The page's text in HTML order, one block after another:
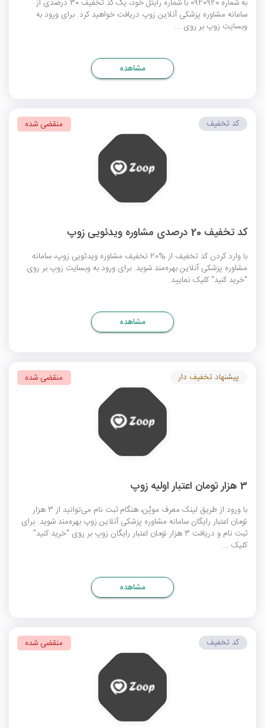
به شماره 0920920 با شماره رایتل خود، یک کد تخفیف 30 درصدی از
سامانه مشاوره پزشکی آنلاین زوپ دریافت خواهید کرد. برای ورود به
وبسایت زوپ بر روی ...
مشاهده
کد تخفیف 20 درصدی مشاوره ویدئویی زوپ
با وارد کردن کد تخفیف از %20 تخفیف مشاوره ویدئویی زوپ، سامانه
مشاوره پزشکی آنلاین بهره‌مند شوید. برای ورود به وبسایت زوپ بر روی
"خرید کنید" کلیک نمایید.
کد تخفیف منقضی شده
مشاهده
3 هزار تومان اعتبار اولیه زوپ
با ورود از طریق لینک معرف موپُن، هنگام ثبت نام می‌توانید از 3 هزار
تومان اعتبار رایگان سامانه مشاوره پزشکی آنلاین زوپ بهره‌مند شوید. برای
ثبت نام و دریافت 3 هزار تومان اعتبار رایگان زوپ بر روی "خرید کنید"
کلیک ...
پیشنهاد تخفیف دار منقضی شده
مشاهده
کد تخفیف منقضی شده